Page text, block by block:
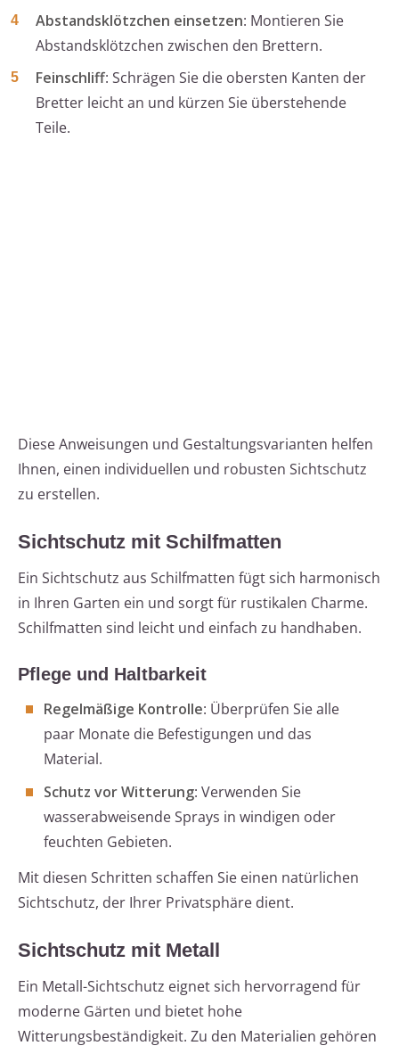
Abstandsklötzchen einsetzen: Montieren Sie
Abstandsklötzchen zwischen den Brettern.
Feinschliff: Schrägen Sie die obersten Kanten der
Bretter leicht an und kürzen Sie überstehende
Teile.
Diese Anweisungen und Gestaltungsvarianten helfen
Ihnen, einen individuellen und robusten Sichtschutz
zu erstellen.
Sichtschutz mit Schilfmatten
Ein Sichtschutz aus Schilfmatten fügt sich harmonisch
in Ihren Garten ein und sorgt für rustikalen Charme.
Schilfmatten sind leicht und einfach zu handhaben.
Pflege und Haltbarkeit
Regelmäßige Kontrolle: Überprüfen Sie alle
paar Monate die Befestigungen und das
Material.
Schutz vor Witterung: Verwenden Sie
wasserabweisende Sprays in windigen oder
feuchten Gebieten.
Mit diesen Schritten schaffen Sie einen natürlichen
Sichtschutz, der Ihrer Privatsphäre dient.
Sichtschutz mit Metall
Ein Metall-Sichtschutz eignet sich hervorragend für
moderne Gärten und bietet hohe
Witterungsbeständigkeit. Zu den Materialien gehören